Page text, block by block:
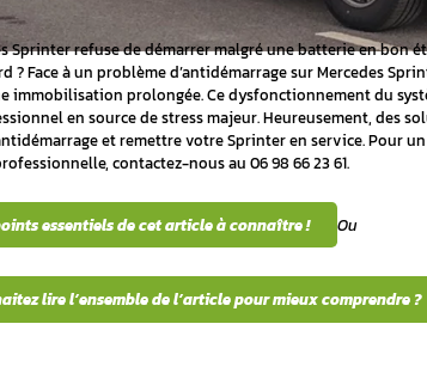
tableau de bord ? Face à un problème
pour éviter une immobilisation prolongée.